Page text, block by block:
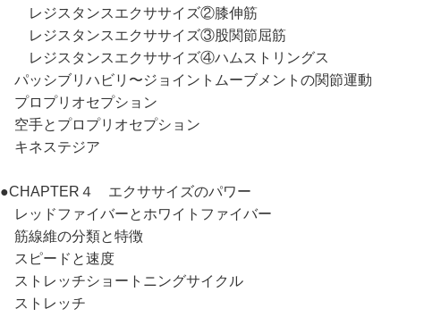
レジスタンスエクササイズ②膝伸筋
レジスタンスエクササイズ③股関節屈筋
レジスタンスエクササイズ④ハムストリングス
パッシブリハビリ〜ジョイントムーブメントの関節運動
プロプリオセプション
空手とプロプリオセプション
キネステジア
●CHAPTER４ エクササイズのパワー
レッドファイバーとホワイトファイバー
筋線維の分類と特徴
スピードと速度
ストレッチショートニングサイクル
ストレッチ